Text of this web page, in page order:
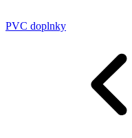
PVC doplnky